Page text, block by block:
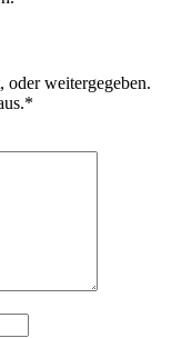
weitergegeben.
*